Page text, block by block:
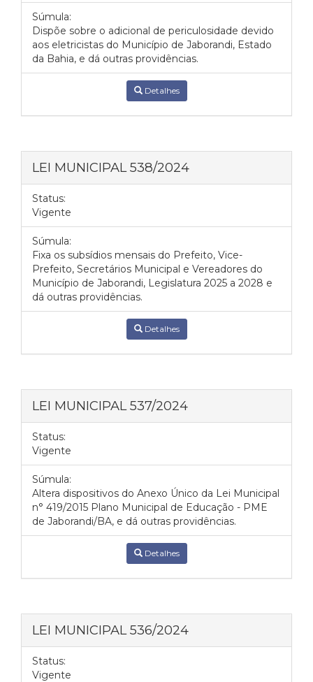
Súmula:
Dispõe sobre o adicional de periculosidade devido
aos eletricistas do Município de Jaborandi, Estado
da Bahia, e dá outras providências.
Detalhes
LEI MUNICIPAL 538/2024
Status:
Vigente
Súmula:
Fixa os subsídios mensais do Prefeito, Vice-
Prefeito, Secretários Municipal e Vereadores do
Município de Jaborandi, Legislatura 2025 a 2028 e
dá outras providências.
Detalhes
LEI MUNICIPAL 537/2024
Status:
Vigente
Súmula:
Altera dispositivos do Anexo Único da Lei Municipal
n° 419/2015 Plano Municipal de Educação - PME
de Jaborandi/BA, e dá outras providências.
Detalhes
LEI MUNICIPAL 536/2024
Status:
Vigente